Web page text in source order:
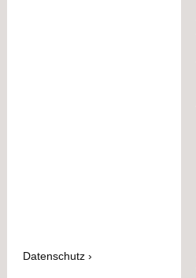
Datenschutz